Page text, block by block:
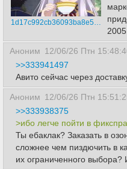
1d17c992cb36093ba8e5427f9f6df4af.jpg
2005
Аноним 12/06/26 Птн
>>333941497
Авито сейчас через
Аноним 12/06/26 Птн
>>333938375
>ибо легче пойти в
Ты ебаклак? Заказать в
сложнее чем пиздючить в
их ограниченного